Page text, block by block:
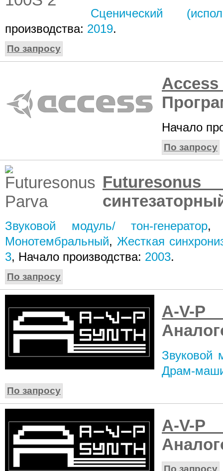
Сценический
производства: 2019.
По запросу
Начало
По запросу
Futuresonus
Звуковой модуль/ тон-генератор
Монотембральный, Жесткая
3, Начало производства: 2003.
По запросу
A-V-
Звуковой
Драм-
По запросу
A-V-P
По запросу